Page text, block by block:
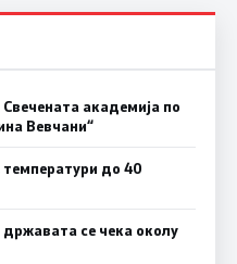
академија по
Вевчани“
до 40
се чека околу